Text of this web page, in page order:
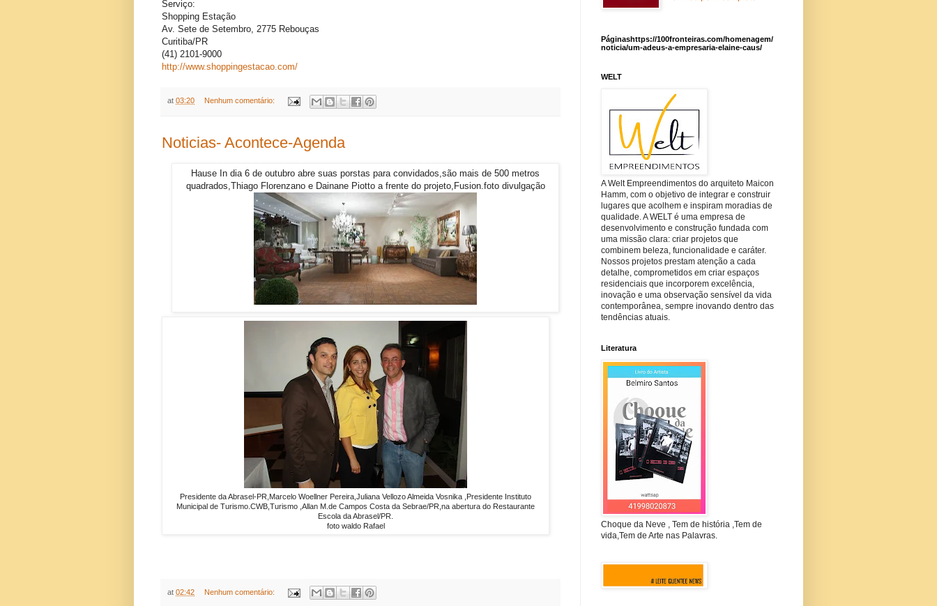
Serviço:
Shopping Estação
Av. Sete de Setembro, 2775 Rebouças
Curitiba/PR
(41) 2101-9000
http://www.shoppingestacao.com/
at 03:20 Nenhum comentário:
Noticias- Acontece-Agenda
Hause In dia 6 de outubro abre suas porstas para convidados,são mais de 500 metros
quadrados,Thiago Florenzano e Dainane Piotto a frente do projeto,Fusion.foto divulgação
Presidente da Abrasel-PR,Marcelo Woellner Pereira,Juliana Vellozo Almeida Vosnika ,Presidente Instituto
Municipal de Turismo.CWB,Turismo ,Allan M.de Campos Costa da Sebrae/PR,na abertura do Restaurante
Escola da Abrasel/PR.
foto waldo Rafael
at 02:42 Nenhum comentário:
Páginashttps://100fronteiras.com/homenagem/
noticia/um-adeus-a-empresaria-elaine-caus/
WELT
A Welt Empreendimentos do arquiteto Maicon
Hamm, com o objetivo de integrar e construir
lugares que acolhem e inspiram moradias de
qualidade. A WELT é uma empresa de
desenvolvimento e construção fundada com
uma missão clara: criar projetos que
combinem beleza, funcionalidade e caráter.
Nossos projetos prestam atenção a cada
detalhe, comprometidos em criar espaços
residenciais que incorporem excelência,
inovação e uma observação sensível da vida
contemporânea, sempre inovando dentro das
tendências atuais.
Literatura
Choque da Neve , Tem de história ,Tem de
vida,Tem de Arte nas Palavras.